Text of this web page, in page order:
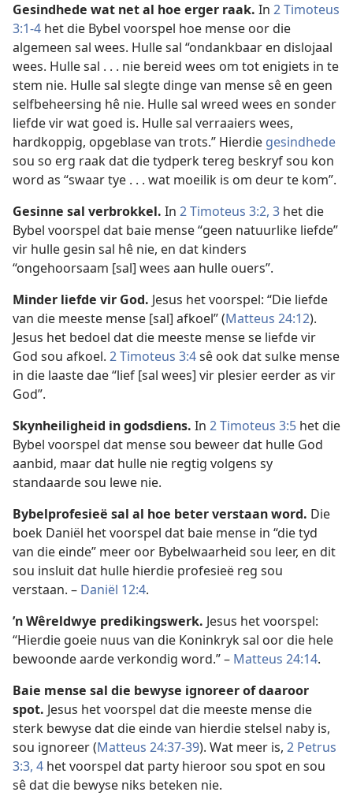
Gesindhede wat net al hoe erger raak. In 2 Timoteus
3:1-4 het die Bybel voorspel hoe mense oor die
algemeen sal wees. Hulle sal “ondankbaar en dislojaal
wees. Hulle sal . . . nie bereid wees om tot enigiets in te
stem nie. Hulle sal slegte dinge van mense sê en geen
selfbeheersing hê nie. Hulle sal wreed wees en sonder
liefde vir wat goed is. Hulle sal verraaiers wees,
hardkoppig, opgeblase van trots.” Hierdie gesindhede
sou so erg raak dat die tydperk tereg beskryf sou kon
word as “swaar tye . . . wat moeilik is om deur te kom”.
Gesinne sal verbrokkel. In 2 Timoteus 3:2, 3 het die
Bybel voorspel dat baie mense “geen natuurlike liefde”
vir hulle gesin sal hê nie, en dat kinders
“ongehoorsaam [sal] wees aan hulle ouers”.
Minder liefde vir God. Jesus het voorspel: “Die liefde
van die meeste mense [sal] afkoel” (Matteus 24:12).
Jesus het bedoel dat die meeste mense se liefde vir
God sou afkoel. 2 Timoteus 3:4sê ook dat sulke mense
in die laaste dae “lief [sal wees] vir plesier eerder as vir
God”.
Skynheiligheid in godsdiens. In 2 Timoteus 3:5 het die
Bybel voorspel dat mense sou beweer dat hulle God
aanbid, maar dat hulle nie regtig volgens sy
standaarde sou lewe nie.
Bybelprofesieë sal al hoe beter verstaan word. Die
boek Daniël het voorspel dat baie mense in “die tyd
van die einde” meer oor Bybelwaarheid sou leer, en dit
sou insluit dat hulle hierdie profesieë reg sou
verstaan. – Daniël 12:4.
’n Wêreldwye predikingswerk. Jesus het voorspel:
“Hierdie goeie nuus van die Koninkryk sal oor die hele
bewoonde aarde verkondig word.” – Matteus 24:14.
Baie mense sal die bewyse ignoreer of daaroor
spot. Jesus het voorspel dat die meeste mense die
sterk bewyse dat die einde van hierdie stelsel naby is,
sou ignoreer (Matteus 24:37-39). Wat meer is, 2 Petrus
3:3, 4 het voorspel dat party hieroor sou spot en sou
sê dat die bewyse niks beteken nie.